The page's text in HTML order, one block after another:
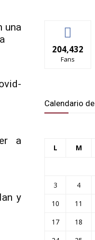
una
a
y
204,432
Fans
Calendario
L M
3
4
10
11
17
18